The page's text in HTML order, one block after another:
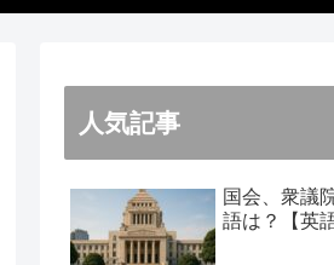
人気記事
国会、衆議
語は？【英